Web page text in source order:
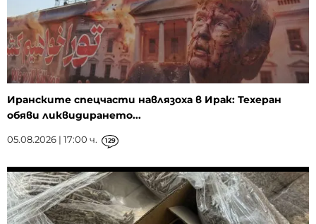
Иранските спецчасти навлязоха в Ирак: Техеран
обяви ликвидирането...
05.08.2026 | 17:00 ч. 129